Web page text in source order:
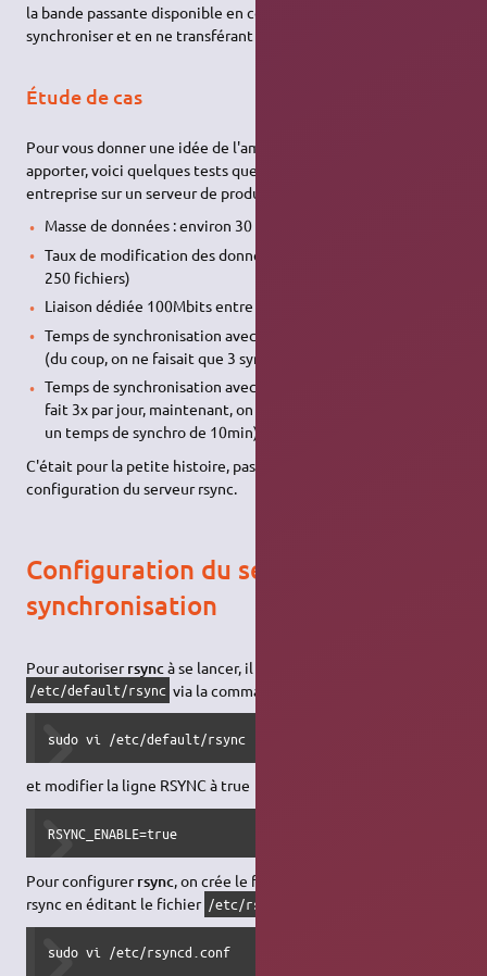
la bande passante disponible en compressant les données à
synchroniser et en ne transférant que les octets modifiés.
Étude de cas
Pour vous donner une idée de l'amélioration que rsync peut
apporter, voici quelques tests que nous avons effectués en
entreprise sur un serveur de production.
Masse de données : environ 30 Go
Taux de modification des données : 1% par heure (environ
250 fichiers)
Liaison dédiée 100Mbits entre les deux serveurs.
Temps de synchronisation avec parcours de fichiers : 4h30
(du coup, on ne faisait que 3 synchros par jour).
Temps de synchronisation avec rsync : 22min (quand on le
fait 3x par jour, maintenant, on fait 1 synchro par heure avec
un temps de synchro de 10min).
C'était pour la petite histoire, passons maintenant à la
configuration du serveur rsync.
Configuration du serveur de
synchronisation
Pour autoriserrsync à se lancer, il faut éditer le fichier
/etc/default/rsync via la commande :
sudo vi /etc/default/rsync
et modifier la ligne RSYNC à true
RSYNC_ENABLE=true
Pour configurerrsync, on crée le fichier de configuration de
rsync en éditant le fichier /etc/rsyncd.conf
sudo vi /etc/rsyncd.conf